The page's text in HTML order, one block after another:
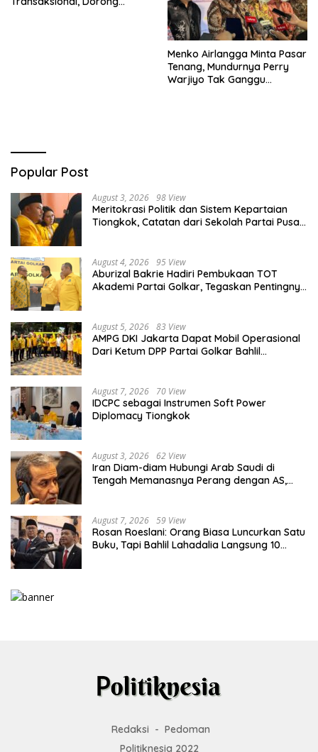
Menko Airlangga Minta Pasar
Tenang, Mundurnya Perry
Warjiyo Tak Ganggu
Popular Post
August 3, 2026 98 View
Meritokrasi Politik dan Sistem Kepartaian
Tiongkok, Catatan dari Sekolah Partai Pusat
August 4, 2026 95 View
Aburizal Bakrie Hadiri Pembukaan TOT
Akademi Partai Golkar, Tegaskan Pentingnya
August 5, 2026 83 View
AMPG DKI Jakarta Dapat Mobil Operasional
Dari Ketum DPP Partai Golkar Bahlil
August 7, 2026 70 View
IDCPC sebagai Instrumen Soft Power
Diplomacy Tiongkok
August 3, 2026 62 View
Iran Diam-diam Hubungi Arab Saudi di
Tengah Memanasnya Perang dengan AS,
August 7, 2026 59 View
Rosan Roeslani: Orang Biasa Luncurkan Satu
Buku, Tapi Bahlil Lahadalia Langsung 10
Redaksi
Pedoman
Politiknesia 2022